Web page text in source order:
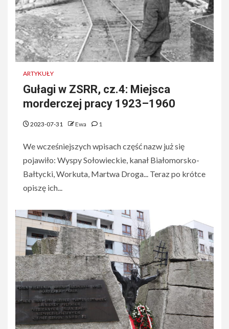
ARTYKUŁY
Gułagi w ZSRR, cz.4: Miejsca
morderczej pracy 1923–1960
2023-07-31 Ewa 1
We wcześniejszych wpisach część nazw już się
pojawiło: Wyspy Sołowieckie, kanał Białomorsko-
Bałtycki, Workuta, Martwa Droga... Teraz po krótce
opiszę ich...